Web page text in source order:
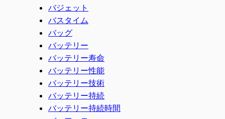
バジェット
バスタイム
バッグ
バッテリー
バッテリー寿命
バッテリー性能
バッテリー技術
バッテリー持続
バッテリー持続時間